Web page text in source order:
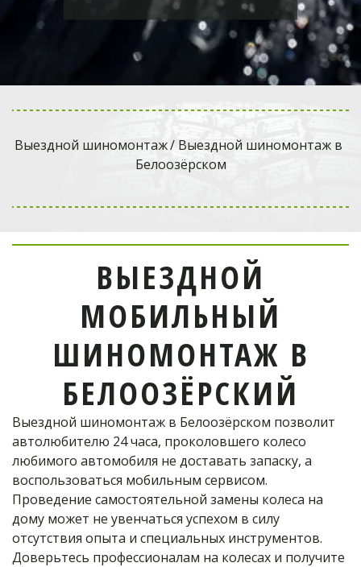
в Одинцово
отремонтирует шину!
Телефон оператора:
+7 (926) 976-03-37
ОФОРМИТЬ ЗАКАЗ
Выездной шиномонтаж / Выездной шиномонтаж в
Белоозёрском
ВЫЕЗДНОЙ
МОБИЛЬНЫЙ
ШИНОМОНТАЖ В
БЕЛООЗЁРСКИЙ
Выездной шиномонтаж в Белоозёрском позволит
автолюбителю 24 часа, проколовшего колесо
любимого автомобиля не доставать запаску, а
воспользоваться мобильным сервисом.
Проведение самостоятельной замены колеса на
дому может не увенчаться успехом в силу
отсутствия опыта и специальных инструментов.
Доверьтесь профессионалам на колесах и получите